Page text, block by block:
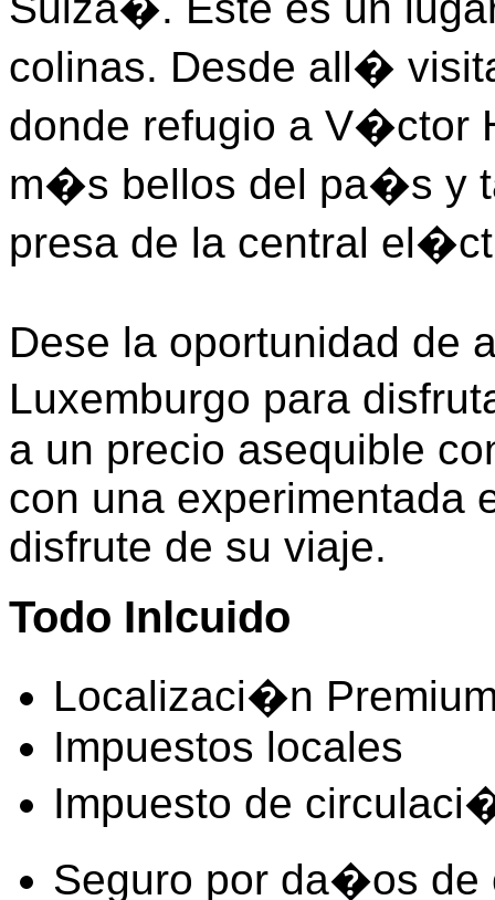
colinas. Desde all�
donde refugio a V�ctor
m�s bellos del pa�s y
presa de la central
Dese la oportunidad de
Luxemburgo para
a un precio asequible
con una experimentada
disfrute de su viaje.
Todo Inlcuido
Localizaci�n
Impuestos locales
Impuesto de
Seguro por da�os